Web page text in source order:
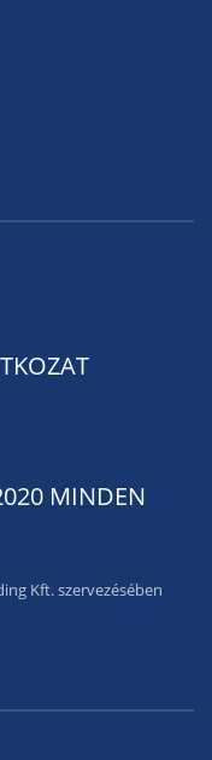
MINDEN
Kft. szervezésében